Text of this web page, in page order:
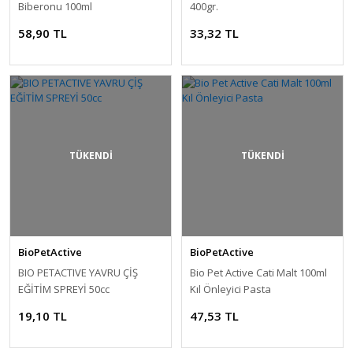
Biberonu 100ml
58,90 TL
400gr.
33,32 TL
TÜKENDİ
BioPetActive
BIO PETACTIVE YAVRU ÇİŞ
EĞİTİM SPREYİ 50cc
19,10 TL
TÜKENDİ
BioPetActive
Bio Pet Active Cati Malt 100ml
Kıl Önleyici Pasta
47,53 TL